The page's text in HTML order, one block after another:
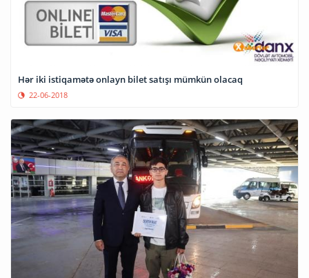
Hər iki istiqamətə onlayn bilet satışı mümkün olacaq
22-06-2018